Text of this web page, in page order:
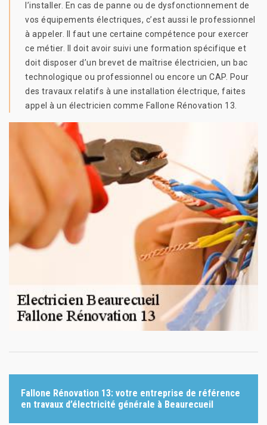
l’installer. En cas de panne ou de dysfonctionnement de
vos équipements électriques, c’est aussi le professionnel
à appeler. Il faut une certaine compétence pour exercer
ce métier. Il doit avoir suivi une formation spécifique et
doit disposer d’un brevet de maîtrise électricien, un bac
technologique ou professionnel ou encore un CAP. Pour
des travaux relatifs à une installation électrique, faites
appel à un électricien comme Fallone Rénovation 13.
Fallone Rénovation 13: votre entreprise de référence
en travaux d’électricité générale à Beaurecueil